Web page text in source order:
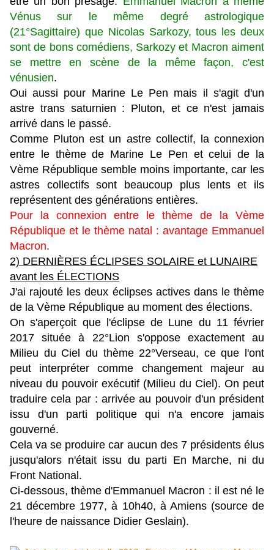
Vénus sur le même degré astrologique
(21°Sagittaire) que Nicolas Sarkozy, tous les deux
sont de bons comédiens, Sarkozy et Macron aiment
se mettre en scène de la même façon, c'est
vénusien.
Oui aussi pour Marine Le Pen mais il s'agit d'un
astre trans saturnien : Pluton, et ce n'est jamais
arrivé dans le passé.
Comme Pluton est un astre collectif, la connexion
entre le thème de Marine Le Pen et celui de la
Vème République semble moins importante, car les
astres collectifs sont beaucoup plus lents et ils
représentent des générations entières.
Pour la connexion entre le thème de la Vème
République et le thème natal : avantage Emmanuel
Macron.
2) DERNIÈRES ÉCLIPSES SOLAIRE et LUNAIRE
avant les ÉLECTIONS
J'ai rajouté les deux éclipses actives dans le thème
de la Vème République au moment des élections.
On s'aperçoit que l'éclipse de Lune du 11 février
2017 située à 22°Lion s'oppose exactement au
Milieu du Ciel du thème 22°Verseau, ce que l'ont
peut interpréter comme changement majeur au
niveau du pouvoir exécutif (Milieu du Ciel). On peut
traduire cela par : arrivée au pouvoir d'un président
issu d'un parti politique qui n'a encore jamais
gouverné.
Cela va se produire car aucun des 7 présidents élus
jusqu'alors n'était issu du parti En Marche, ni du
Front National.
Ci-dessous, thème d'Emmanuel Macron : il est né le
21 décembre 1977, à 10h40, à Amiens (source de
l'heure de naissance Didier Geslain).